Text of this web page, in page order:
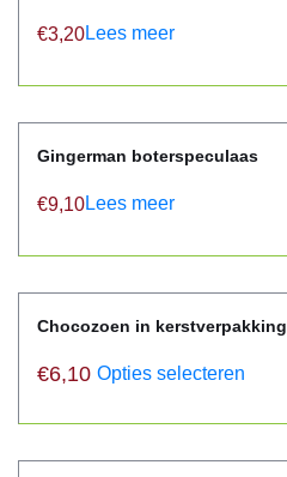
€3,20Lees meer
Gingerman boterspeculaas
€9,10Lees meer
Chocozoen in kerstverpakking
€6,10 Opties selecteren